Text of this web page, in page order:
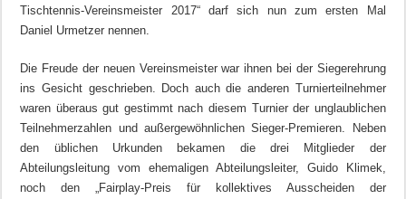
Tischtennis-Vereinsmeister 2017“ darf sich nun zum ersten Mal
Daniel Urmetzer nennen.
Die Freude der neuen Vereinsmeister war ihnen bei der Siegerehrung
ins Gesicht geschrieben. Doch auch die anderen Turnierteilnehmer
waren überaus gut gestimmt nach diesem Turnier der unglaublichen
Teilnehmerzahlen und außergewöhnlichen Sieger-Premieren. Neben
den üblichen Urkunden bekamen die drei Mitglieder der
Abteilungsleitung vom ehemaligen Abteilungsleiter, Guido Klimek,
noch den „Fairplay-Preis für kollektives Ausscheiden der